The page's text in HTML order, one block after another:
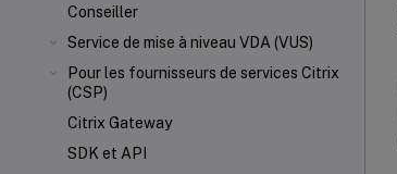
Conseiller
Service de mise à niveau VDA (VUS)
Pour les fournisseurs de services Citrix
(CSP)
Citrix Gateway
SDK et API